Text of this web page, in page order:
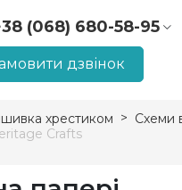
(068) 680-58-95
(066) 207-14-90
дзвінок
хрестиком
Схеми
Crafts